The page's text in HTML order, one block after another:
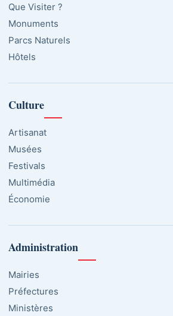
Que Visiter ?
Monuments
Parcs Naturels
Hôtels
Culture
Artisanat
Musées
Festivals
Multimédia
Économie
Administration
Mairies
Préfectures
Ministères